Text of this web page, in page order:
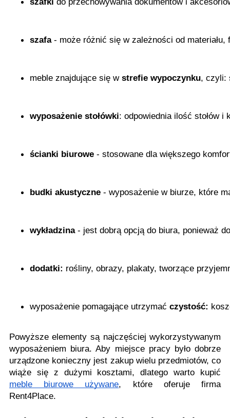
szafa - może różnić się w zależności od
meble znajdujące się w strefie wypoczynku, czyli:
wyposażenie stołówki: odpowiednia ilość stołów
ścianki biurowe - stosowane dla większego
budki akustyczne - wyposażenie w biurze, które
wykładzina - jest dobrą opcją do biura, ponieważ
dodatki: rośliny, obrazy, plakaty, tworzące
wyposażenie pomagające utrzymać czystość:
Powyższe elementy są najczęściej wykorzystywanym
wyposażeniem biura. Aby miejsce pracy było dobrze
urządzone konieczny jest zakup wielu przedmiotów, co
wiąże się z dużymi kosztami, dlatego warto kupić
meble biurowe używane, które oferuje firma
Rent4Place.